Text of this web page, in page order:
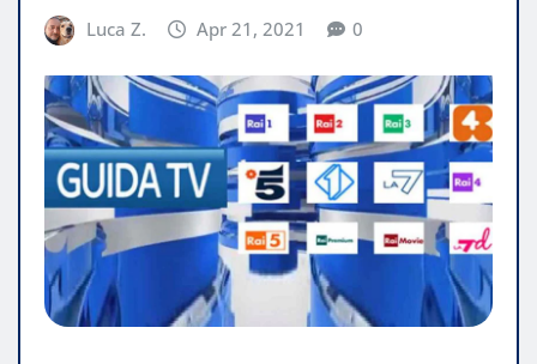
Luca Z. Apr 21, 2021 0